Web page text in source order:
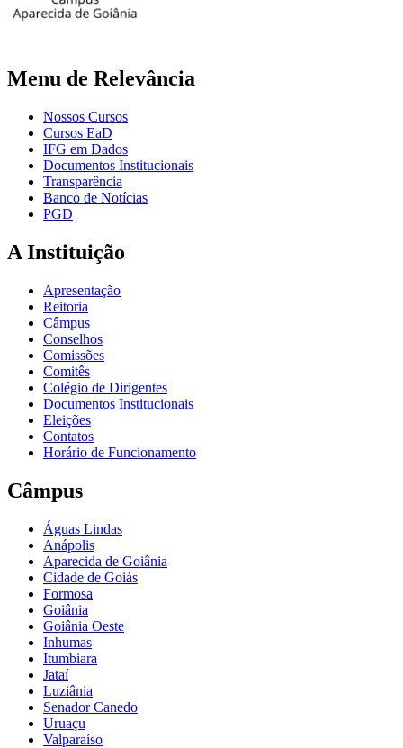
Menu de Relevância
Nossos Cursos
Cursos EaD
IFG em Dados
Documentos Institucionais
Transparência
Banco de Notícias
PGD
A Instituição
Apresentação
Reitoria
Câmpus
Conselhos
Comissões
Comitês
Colégio de Dirigentes
Documentos Institucionais
Eleições
Contatos
Horário de Funcionamento
Câmpus
Águas Lindas
Anápolis
Aparecida de Goiânia
Cidade de Goiás
Formosa
Goiânia
Goiânia Oeste
Inhumas
Itumbiara
Jataí
Luziânia
Senador Canedo
Uruaçu
Valparaíso